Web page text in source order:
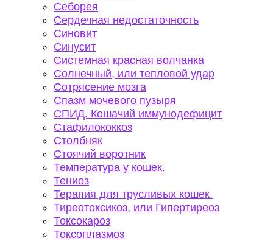
Себорея
Сердечная недостаточность
Синовит
Синусит
Системная красная волчанка
Солнечный, или тепловой удар
Сотрясение мозга
Спазм мочевого пузыря
СПИД. Кошачий иммунодефицит
Стафилококкоз
Столбняк
Стоячий воротник
Температура у кошек.
Тениоз
Терапия для трусливых кошек.
Тиреотоксикоз, или Гипертиреоз
Токсокароз
Токсоплазмоз